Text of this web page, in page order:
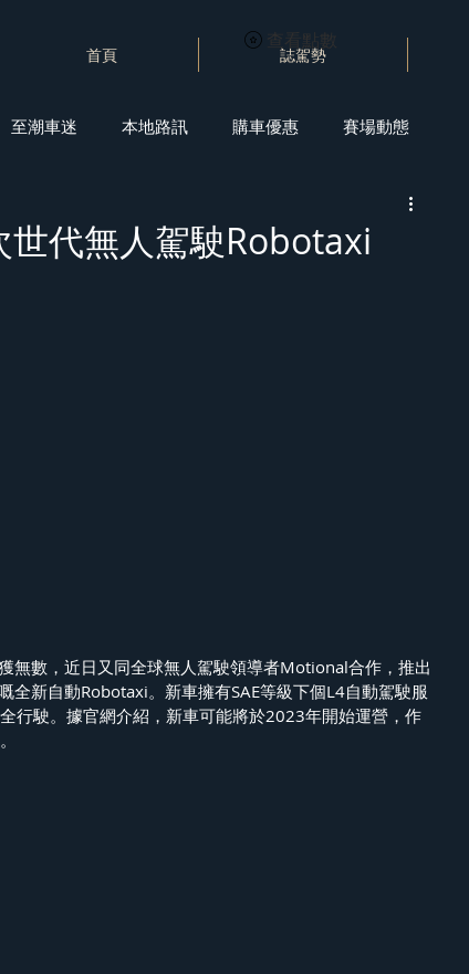
首頁 誌駕勢
查看點數
至潮車迷 本地路訊 購車優惠 賽場動態
代無人駕駛Robotaxi
無數，近日又同全球無人駕駛領導者Motional合作，推出
全新自動Robotaxi。新車擁有SAE等級下個L4自動駕駛服
行駛。據官網介紹，新車可能將於2023年開始運營，作